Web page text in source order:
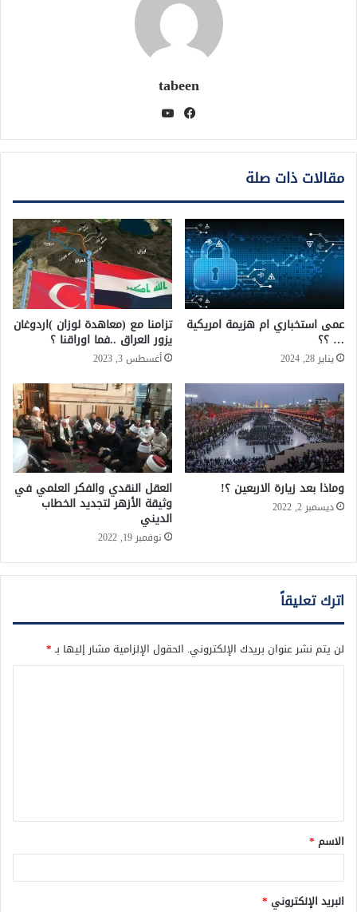
tabeen
فيسبوك
مقالات ذات صلة
عمى استخباري ام هزيمة امريكية
… ؟؟
يناير 28, 2024
تزامنا مع (معاهدة لوزان )اردوغان
يزور العراق ..فما اوراقنا ؟
أغسطس 3, 2023
وماذا بعد زيارة الاربعين ؟!
ديسمبر 2, 2022
العقل النقدي والفكر العلمي في
وثيقة الأزهر لتجديد الخطاب
الديني
نوفمبر 19, 2022
اترك تعليقاً
لن يتم نشر عنوان بريدك الإلكتروني. الحقول الإلزامية مشار إليها بـ*
ق
*
الاسم *
البريد الإلكتروني *